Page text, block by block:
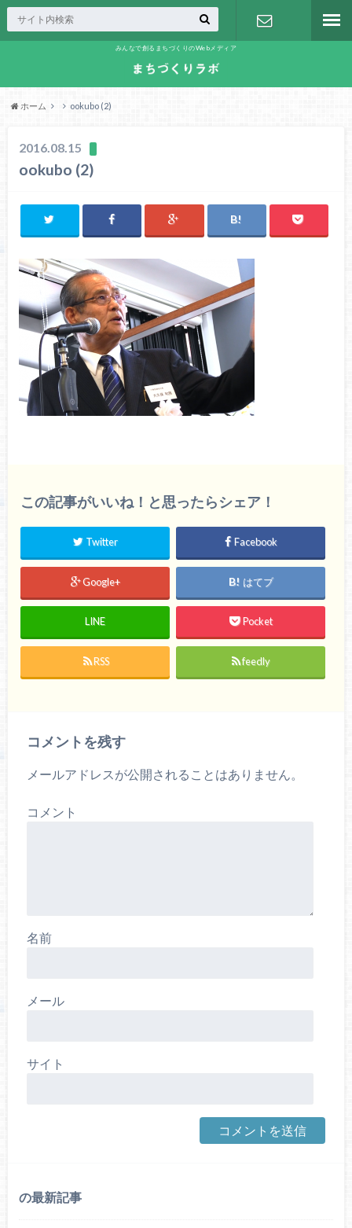
みんなで創るまちづくりのWebメディア
ホーム ookubo (2)
2016.08.15
ookubo (2)
この記事がいいね！と思ったらシェア！
Twitter Facebook
Google+ はてブ
LINE Pocket
RSS feedly
コメントを残す
メールアドレスが公開されることはありません。
コメント
名前
メール
サイト
の最新記事